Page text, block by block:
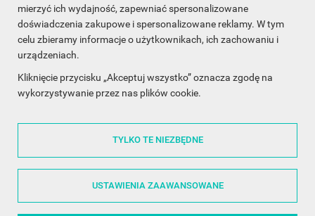
mierzyć ich wydajność, zapewniać spersonalizowane
doświadczenia zakupowe i spersonalizowane reklamy. W tym
celu zbieramy informacje o użytkownikach, ich zachowaniu i
urządzeniach.
Kliknięcie przycisku „Akceptuj wszystko” oznacza zgodę na
wykorzystywanie przez nas plików cookie.
TYLKO TE NIEZBĘDNE
USTAWIENIA ZAAWANSOWANE
INFORMACJE
OBSŁUGA KLIENTA
WSPÓŁPRACA
ŚLEDŹ NAS NA FACEBOOKU
Made with❤in Poland